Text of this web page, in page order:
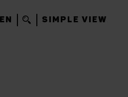
EN SIMPLE VIEW